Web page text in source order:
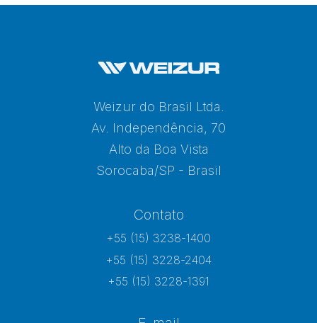
Weizur do Brasil Ltda.
Av. Independência, 70
Alto da Boa Vista
Sorocaba/SP - Brasil
Contato
+55 (15) 3238-1400
+55 (15) 3228-2404
+55 (15) 3228-1391